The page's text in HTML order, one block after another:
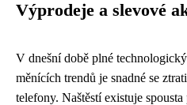
Výprodeje a slevové
V dnešní době plné
měnících trendů je snadné se
telefony. Naštěstí existuje